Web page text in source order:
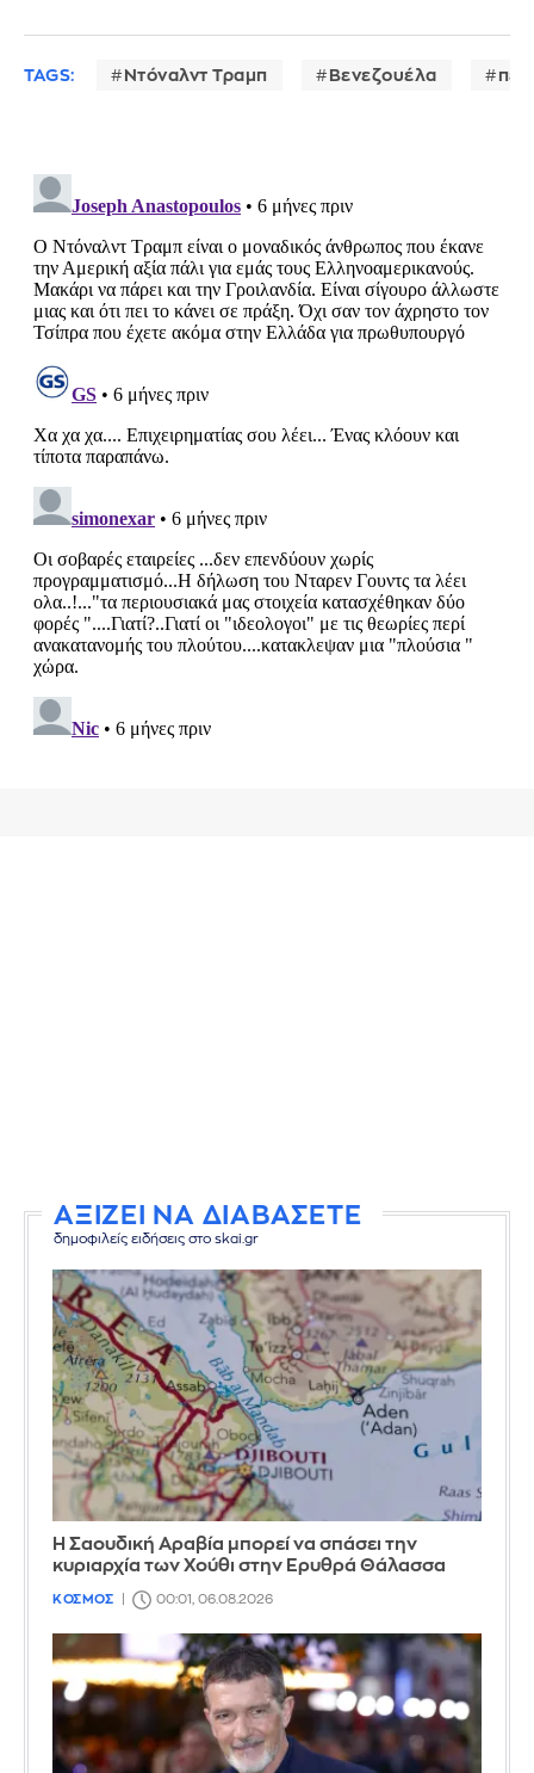
TAGS: Ντόναλντ Τραμπ Βενεζουέλα
ΑΞΙΖΕΙ ΝΑ ΔΙΑΒΑΣΕΤΕ
δημοφιλείς ειδήσεις στο skai.gr
Η Σαουδική Αραβία μπορεί να σπάσει την
κυριαρχία των Χούθι στην Ερυθρά Θάλασσα
ΚΟΣΜΟΣ 00:01, 06.08.2026